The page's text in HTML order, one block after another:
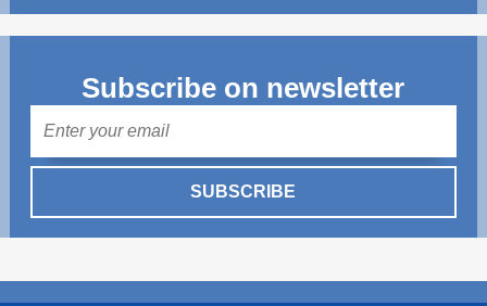
Subscribe on newsletter
SUBSCRIBE